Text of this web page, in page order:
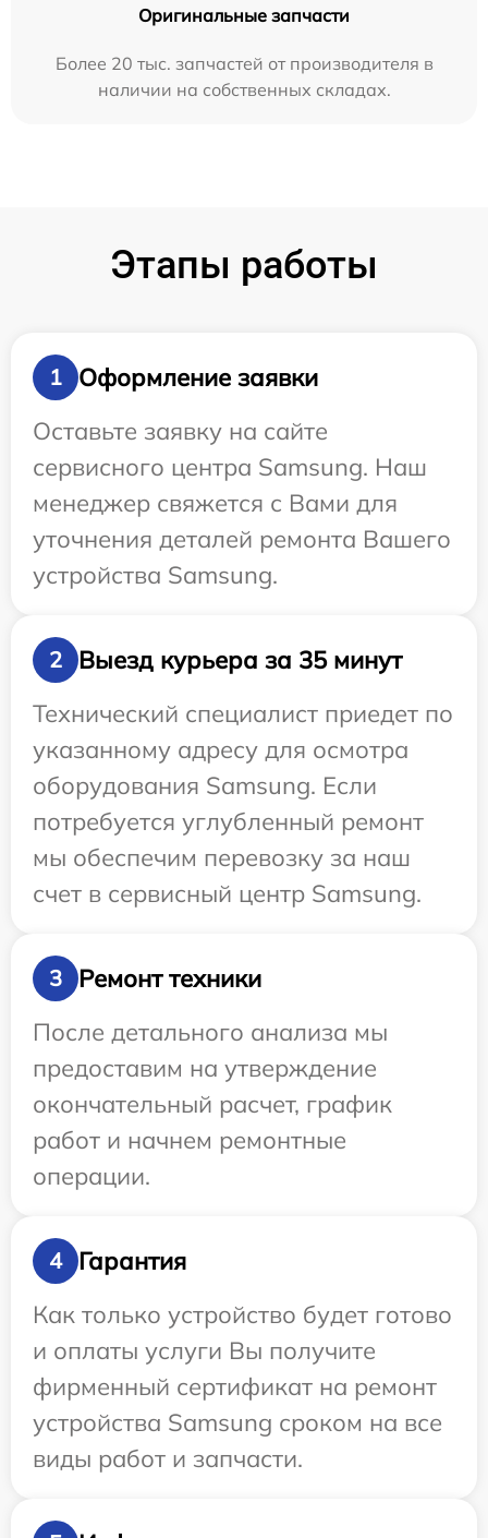
Оригинальные запчасти
Более 20 тыс. запчастей от производителя в
наличии на собственных складах.
Этапы работы
1
Оформление заявки
Оставьте заявку на сайте
сервисного центра Samsung. Наш
менеджер свяжется с Вами для
уточнения деталей ремонта Вашего
устройства Samsung.
2
Выезд курьера за 35 минут
Технический специалист приедет по
указанному адресу для осмотра
оборудования Samsung. Если
потребуется углубленный ремонт
мы обеспечим перевозку за наш
счет в сервисный центр Samsung.
3
Ремонт техники
После детального анализа мы
предоставим на утверждение
окончательный расчет, график
работ и начнем ремонтные
операции.
4
Гарантия
Как только устройство будет готово
и оплаты услуги Вы получите
фирменный сертификат на ремонт
устройства Samsung сроком на все
виды работ и запчасти.